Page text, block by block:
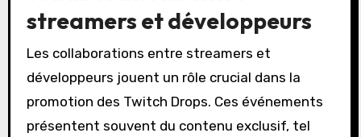
streamers et développeurs
Les collaborations entre streamers et
développeurs jouent un rôle crucial dans la
promotion des Twitch Drops. Ces événements
présentent souvent du contenu exclusif, tel